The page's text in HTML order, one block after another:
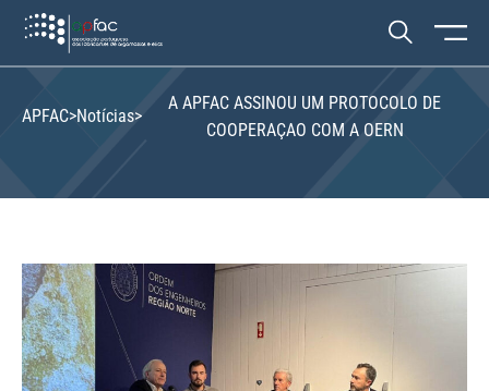
APFAC>Notícias>
A APFAC ASSINOU UM PROTOCOLO DE
COOPERAÇAO COM A OERN